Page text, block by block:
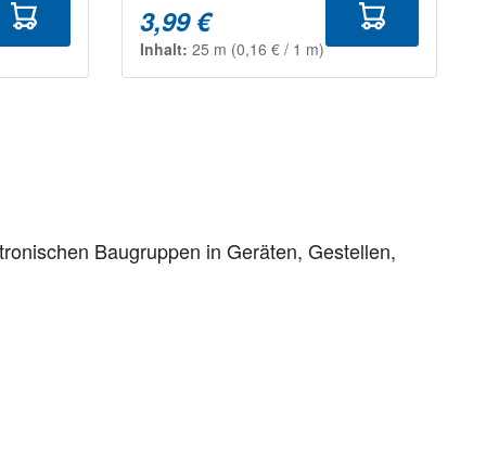
3,99 €
Inhalt: 25 m (0,16 € / 1 m)
Baugruppen in Geräten, Gestellen,